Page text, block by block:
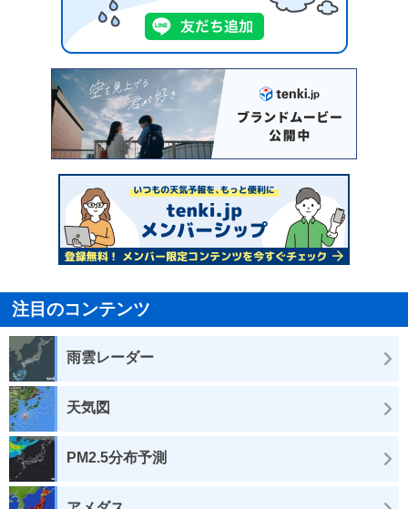
注目のコンテンツ
雨雲レーダー
天気図
PM2.5分布予測